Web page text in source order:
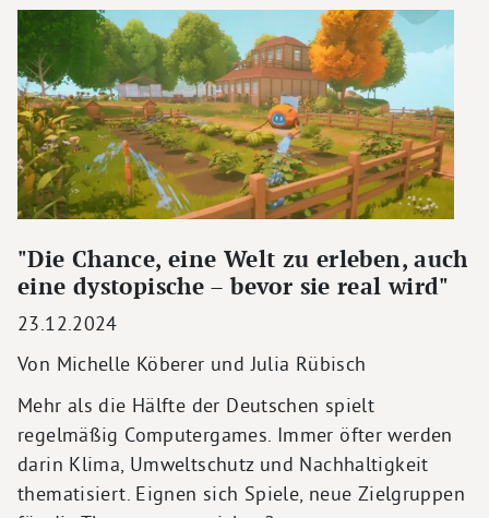
"Die Chance, eine Welt zu erleben, auch
eine dystopische – bevor sie real wird"
23.12.2024
Von Michelle Köberer und Julia Rübisch
Mehr als die Hälfte der Deutschen spielt
regelmäßig Computergames. Immer öfter werden
darin Klima, Umweltschutz und Nachhaltigkeit
thematisiert. Eignen sich Spiele, neue Zielgruppen